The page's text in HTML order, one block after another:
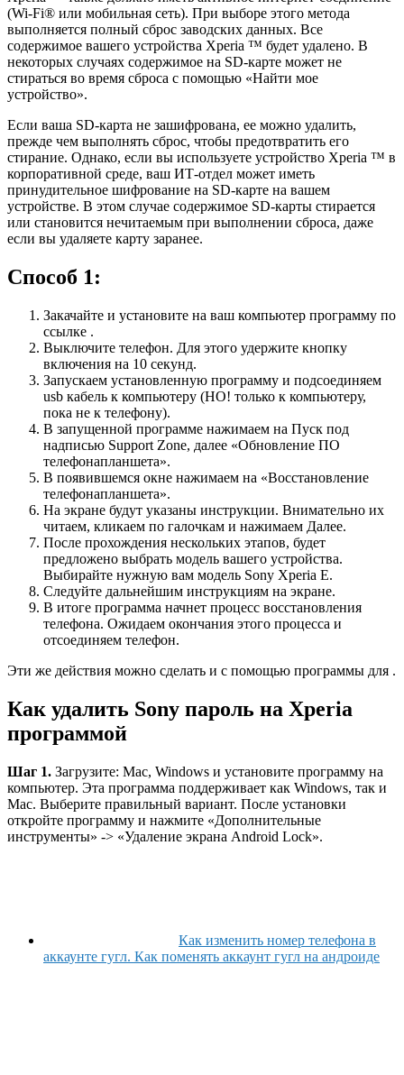
(Wi-Fi® или мобильная сеть). При выборе этого метода
выполняется полный сброс заводских данных. Все
содержимое вашего устройства Xperia ™ будет удалено. В
некоторых случаях содержимое на SD-карте может не
стираться во время сброса с помощью «Найти мое
устройство».
Если ваша SD-карта не зашифрована, ее можно удалить,
прежде чем выполнять сброс, чтобы предотвратить его
стирание. Однако, если вы используете устройство Xperia ™ в
корпоративной среде, ваш ИТ-отдел может иметь
принудительное шифрование на SD-карте на вашем
устройстве. В этом случае содержимое SD-карты стирается
или становится нечитаемым при выполнении сброса, даже
если вы удаляете карту заранее.
Способ 1:
Закачайте и установите на ваш компьютер программу по
ссылке .
Выключите телефон. Для этого удержите кнопку
включения на 10 секунд.
Запускаем установленную программу и подсоединяем
usb кабель к компьютеру (НО! только к компьютеру,
пока не к телефону).
В запущенной программе нажимаем на Пуск под
надписью Support Zone, далее «Обновление ПО
телефонапланшета».
В появившемся окне нажимаем на «Восстановление
телефонапланшета».
На экране будут указаны инструкции. Внимательно их
читаем, кликаем по галочкам и нажимаем Далее.
После прохождения нескольких этапов, будет
предложено выбрать модель вашего устройства.
Выбирайте нужную вам модель Sony Xperia E.
Следуйте дальнейшим инструкциям на экране.
В итоге программа начнет процесс восстановления
телефона. Ожидаем окончания этого процесса и
отсоединяем телефон.
Эти же действия можно сделать и с помощью программы для .
Как удалить Sony пароль на Xperia
программой
Шаг 1. Загрузите: Mac, Windows и установите программу на
компьютер. Эта программа поддерживает как Windows, так и
Mac. Выберите правильный вариант. После установки
откройте программу и нажмите «Дополнительные
инструменты» -> «Удаление экрана Android Lock».
Как изменить номер телефона в
аккаунте гугл. Как поменять аккаунт гугл на андроиде